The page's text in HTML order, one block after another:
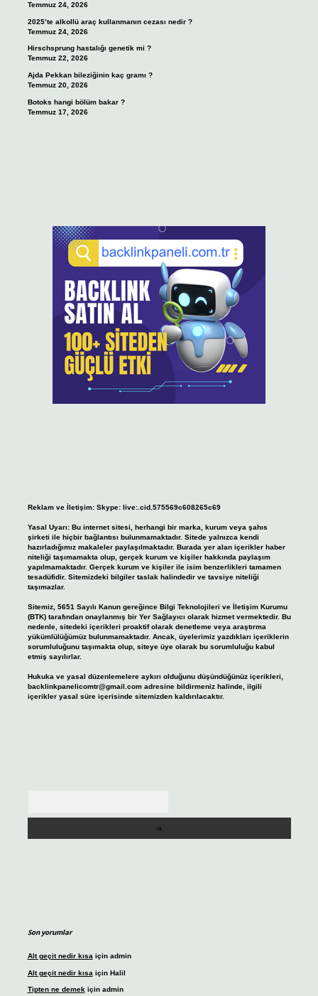
Temmuz 24, 2026
2025’te alkollü araç kullanmanın cezası nedir ?
Temmuz 24, 2026
Hirschsprung hastalığı genetik mi ?
Temmuz 22, 2026
Ajda Pekkan bileziğinin kaç gramı ?
Temmuz 20, 2026
Botoks hangi bölüm bakar ?
Temmuz 17, 2026
Reklam ve İletişim: Skype: live:.cid.575569c608265c69
Yasal Uyarı: Bu internet sitesi, herhangi bir marka, kurum veya şahıs
şirketi ile hiçbir bağlantısı bulunmamaktadır. Sitede yalnızca kendi
hazırladığımız makaleler paylaşılmaktadır. Burada yer alan içerikler haber
niteliği taşımamakta olup, gerçek kurum ve kişiler hakkında paylaşım
yapılmamaktadır. Gerçek kurum ve kişiler ile isim benzerlikleri tamamen
tesadüfidir. Sitemizdeki bilgiler taslak halindedir ve tavsiye niteliği
taşımazlar.
Sitemiz, 5651 Sayılı Kanun gereğince Bilgi Teknolojileri ve İletişim Kurumu
(BTK) tarafından onaylanmış bir Yer Sağlayıcı olarak hizmet vermektedir. Bu
nedenle, sitedeki içerikleri proaktif olarak denetleme veya araştırma
yükümlülüğümüz bulunmamaktadır. Ancak, üyelerimiz yazdıkları içeriklerin
sorumluluğunu taşımakta olup, siteye üye olarak bu sorumluluğu kabul
etmiş sayılırlar.
Hukuka ve yasal düzenlemelere aykırı olduğunu düşündüğünüz içerikleri,
backlinkpanelicomtr@gmail.comadresine bildirmeniz halinde, ilgili
içerikler yasal süre içerisinde sitemizden kaldırılacaktır.
Son yorumlar
Alt geçit nedir kısa için admin
Alt geçit nedir kısa için Halil
Tipten ne demekiçin admin